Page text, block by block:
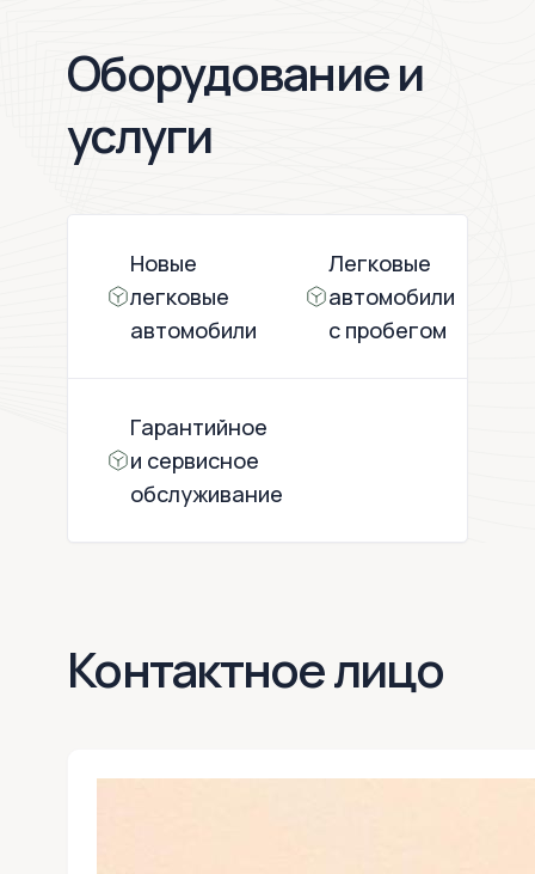
Оборудование и
услуги
Новые
легковые
автомобили
Легковые
автомобили
с пробегом
Гарантийное
и сервисное
обслуживание
Контактное лицо